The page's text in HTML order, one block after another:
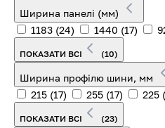
Ширина панелі (мм)
1183 (24) 1440 (17)
ПОКАЗАТИ ВСІ (10)
Ширина профілю шини, мм
215 (17) 255 (17) 225
ПОКАЗАТИ ВСІ (23)